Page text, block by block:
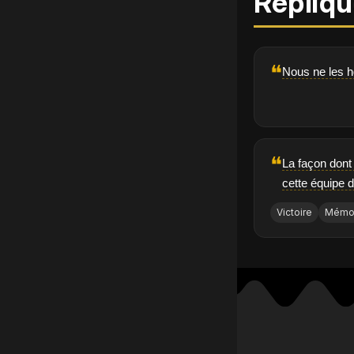
❝Nous ne les
❝La façon
cette équipe
Victoire